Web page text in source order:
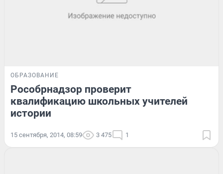
ОБРАЗОВАНИЕ
Рособрнадзор проверит
квалификацию школьных учителей
истории
15 сентября, 2014, 08:59 3 475 1